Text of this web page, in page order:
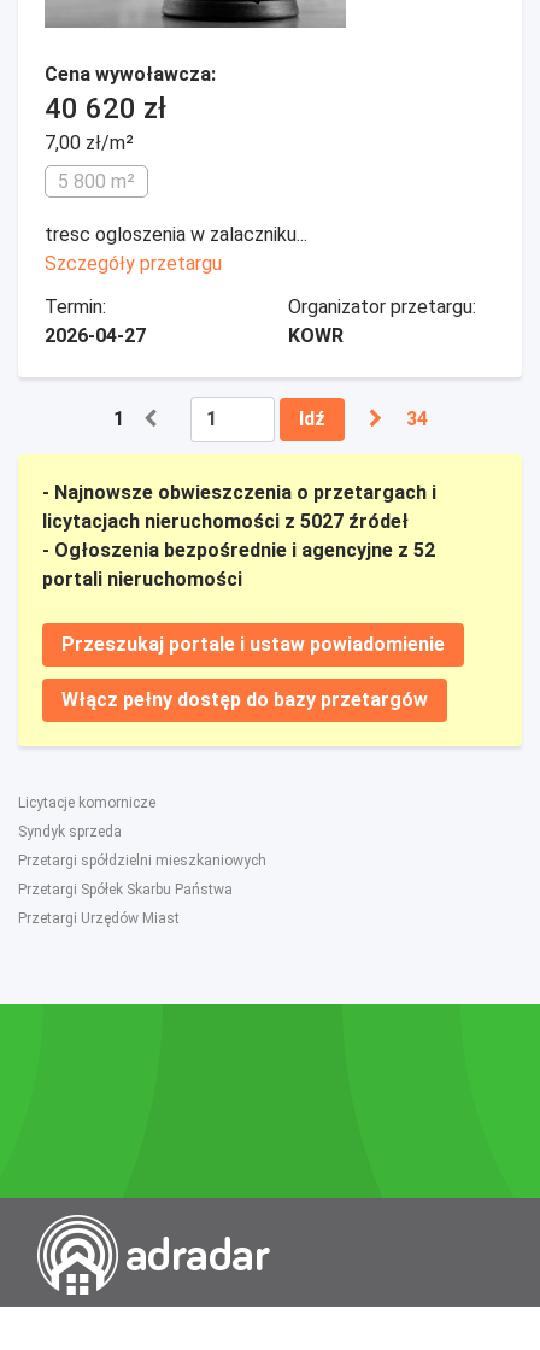
Cena wywoławcza:
40 620 zł
7,00 zł/m²
5 800 m²
tresc ogloszenia w zalaczniku...
Szczegóły przetargu
Termin:
2026-04-27
Organizator przetargu:
KOWR
1 Idź 34
- Najnowsze obwieszczenia o przetargach i
licytacjach nieruchomości z 5027 źródeł
- Ogłoszenia bezpośrednie i agencyjne z 52
portali nieruchomości
Przeszukaj portale i ustaw powiadomienie
Włącz pełny dostęp do bazy przetargów
Licytacje komornicze
Syndyk sprzeda
Przetargi spółdzielni mieszkaniowych
Przetargi Spółek Skarbu Państwa
Przetargi Urzędów Miast